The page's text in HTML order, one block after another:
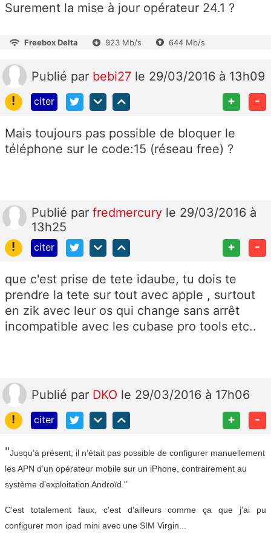
Surement la mise à jour opérateur 24.1 ?
Freebox Delta 923 Mb/s 644 Mb/s
Publié par bebi27 le 29/03/2016 à 13h09
!
citer + -
Mais toujours pas possible de bloquer le
téléphone sur le code:15 (réseau free) ?
Publié par fredmercury le 29/03/2016 à
13h25
!
citer + -
que c'est prise de tete idaube, tu dois te
prendre la tete sur tout avec apple , surtout
en zik avec leur os qui change sans arrêt
incompatible avec les cubase pro tools etc..
Publié par DKO le 29/03/2016 à 17h06
!
citer + -
"Jusqu’à présent, il n’était pas possible de configurer manuellement
les APN d’un opérateur mobile sur un iPhone, contrairement au
système d’exploitation Androïd."
C'est totalement faux, c'est d'ailleurs comme ça que j'ai pu
configurer mon ipad mini avec une SIM Virgin...